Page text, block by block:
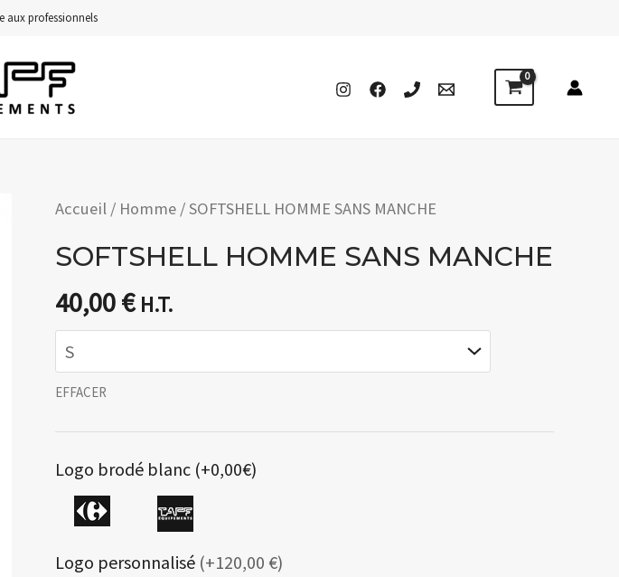
aux professionnels
Accueil / Homme / SOFTSHELL HOMME SANS MANCHE
SOFTSHELL HOMME SANS MANCHE
40,00€ H.T.
EFFACER
Logo brodé blanc (+0,00€)
Logo personnalisé (+120,00 €)